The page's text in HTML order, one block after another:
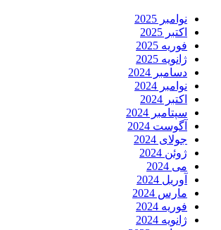
نوامبر 2025
اکتبر 2025
فوریه 2025
ژانویه 2025
دسامبر 2024
نوامبر 2024
اکتبر 2024
سپتامبر 2024
آگوست 2024
جولای 2024
ژوئن 2024
می 2024
آوریل 2024
مارس 2024
فوریه 2024
ژانویه 2024